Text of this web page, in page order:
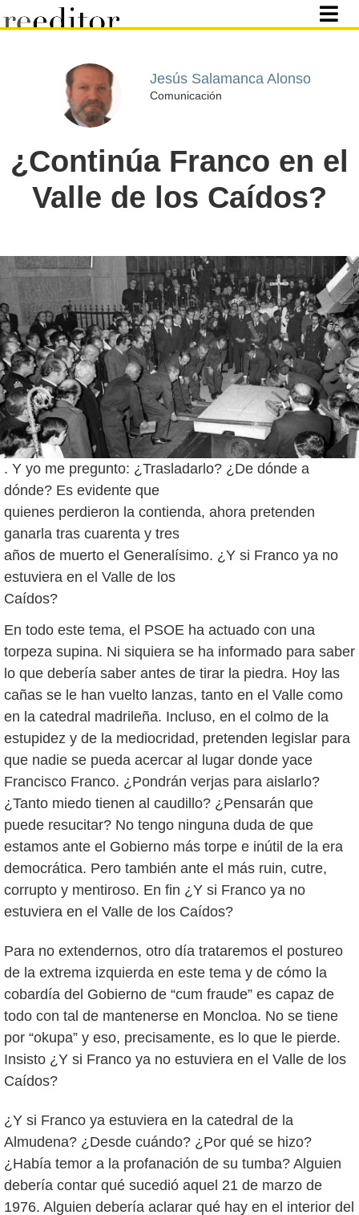
Jesús Salamanca Alonso
Comunicación
¿Continúa Franco en el
Valle de los Caídos?
. Y yo me pregunto: ¿Trasladarlo? ¿De dónde a
dónde? Es evidente que
quienes perdieron la contienda, ahora pretenden
ganarla tras cuarenta y tres
años de muerto el Generalísimo. ¿Y si Franco ya no
estuviera en el Valle de los
Caídos?
En todo este tema, el PSOE ha actuado con una
torpeza supina. Ni siquiera se ha informado para saber
lo que debería saber antes de tirar la piedra. Hoy las
cañas se le han vuelto lanzas, tanto en el Valle como
en la catedral madrileña. Incluso, en el colmo de la
estupidez y de la mediocridad, pretenden legislar para
que nadie se pueda acercar al lugar donde yace
Francisco Franco. ¿Pondrán verjas para aislarlo?
¿Tanto miedo tienen al caudillo? ¿Pensarán que
puede resucitar? No tengo ninguna duda de que
estamos ante el Gobierno más torpe e inútil de la era
democrática. Pero también ante el más ruin, cutre,
corrupto y mentiroso. En fin ¿Y si Franco ya no
estuviera en el Valle de los Caídos?
Para no extendernos, otro día trataremos el postureo
de la extrema izquierda en este tema y de cómo la
cobardía del Gobierno de “cum fraude” es capaz de
todo con tal de mantenerse en Moncloa. No se tiene
por “okupa” y eso, precisamente, es lo que le pierde.
Insisto ¿Y si Franco ya no estuviera en el Valle de los
Caídos?
¿Y si Franco ya estuviera en la catedral de la
Almudena? ¿Desde cuándo? ¿Por qué se hizo?
¿Había temor a la profanación de su tumba? Alguien
debería contar qué sucedió aquel 21 de marzo de
1976. Alguien debería aclarar qué hay en el interior del